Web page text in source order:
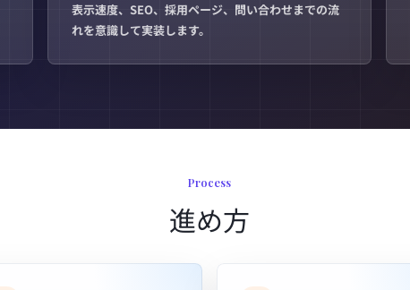
表示速度、SEO、採用ページ、問い合わせまでの流
れを意識して実装します。
Process
進め方